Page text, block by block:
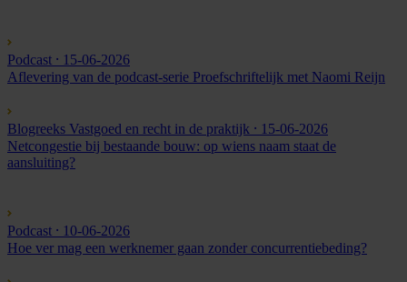
Podcast ⸱ 15-06-2026
Aflevering van de podcast-serie Proefschriftelijk met Naomi Reijn
Blogreeks Vastgoed en recht in de praktijk ⸱ 15-06-2026
Netcongestie bij bestaande bouw: op wiens naam staat de
aansluiting?
Podcast ⸱ 10-06-2026
Hoe ver mag een werknemer gaan zonder concurrentiebeding?